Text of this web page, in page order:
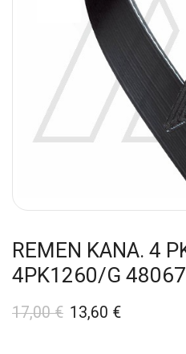
REMEN KANA. 4
4PK1260/G
17,00€ 13,60 €